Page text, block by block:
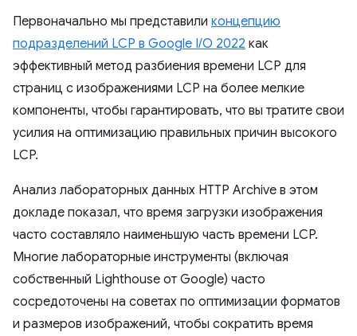
Первоначально мы представили концепцию
подразделений LCP в Google I/O 2022 как
эффективный метод разбиения времени LCP для
страниц с изображениями LCP на более мелкие
компоненты, чтобы гарантировать, что вы тратите свои
усилия на оптимизацию правильных причин высокого
LCP.
Анализ лабораторных данных HTTP Archive в этом
докладе показал, что время загрузки изображения
часто составляло наименьшую часть времени LCP.
Многие лабораторные инструменты (включая
собственный Lighthouse от Google) часто
сосредоточены на советах по оптимизации форматов
и размеров изображений, чтобы сократить время